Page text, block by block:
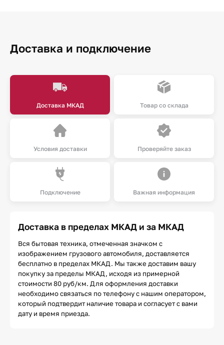
Доставка и подключение
Доставка МКАД Товар со склада
Условия доставки Проверяйте заказ
Подключение Важная информация
Доставка в пределах МКАД и за МКАД
Вся бытовая техника, отмеченная значком с
изображением грузового автомобиля, доставляется
бесплатно в пределах МКАД. Мы также доставим вашу
покупку за пределы МКАД, исходя из примерной
стоимости 80 руб/км. Для оформления доставки
необходимо связаться по телефону с нашим оператором,
который подтвердит наличие товара и согласует с вами
дату и время приезда.